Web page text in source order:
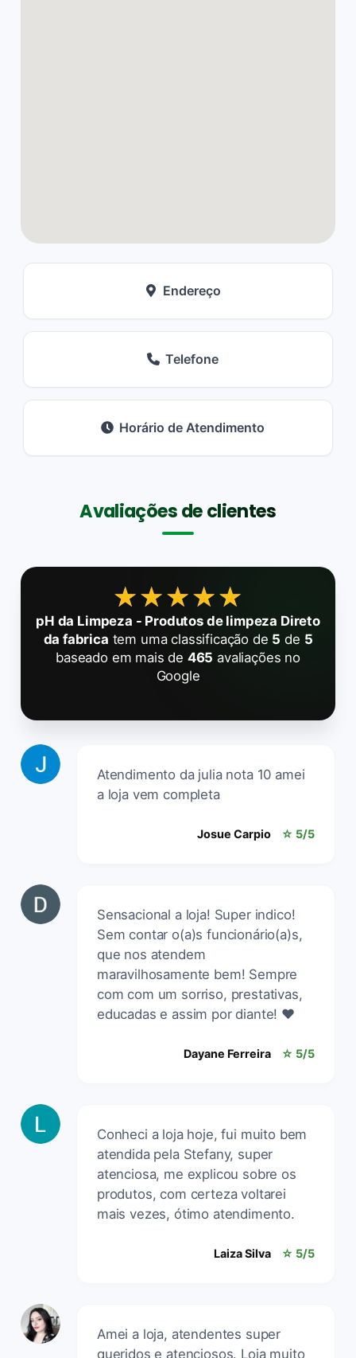
Endereço
Telefone
Horário de Atendimento
Avaliações de clientes
★★★★★
★★★★★
pH da Limpeza - Produtos de limpeza Direto
da fabrica tem uma classificação de 5 de 5
baseado em mais de 465 avaliações no
Google
Atendimento da julia nota 10 amei
a loja vem completa
Josue Carpio ☆ 5/5
Sensacional a loja! Super indico!
Sem contar o(a)s funcionário(a)s,
que nos atendem
maravilhosamente bem! Sempre
com com um sorriso, prestativas,
educadas e assim por diante! ❤️
Dayane Ferreira ☆ 5/5
Conheci a loja hoje, fui muito bem
atendida pela Stefany, super
atenciosa, me explicou sobre os
produtos, com certeza voltarei
mais vezes, ótimo atendimento.
Laiza Silva ☆ 5/5
Amei a loja, atendentes super
queridos e atenciosos. Loja muito